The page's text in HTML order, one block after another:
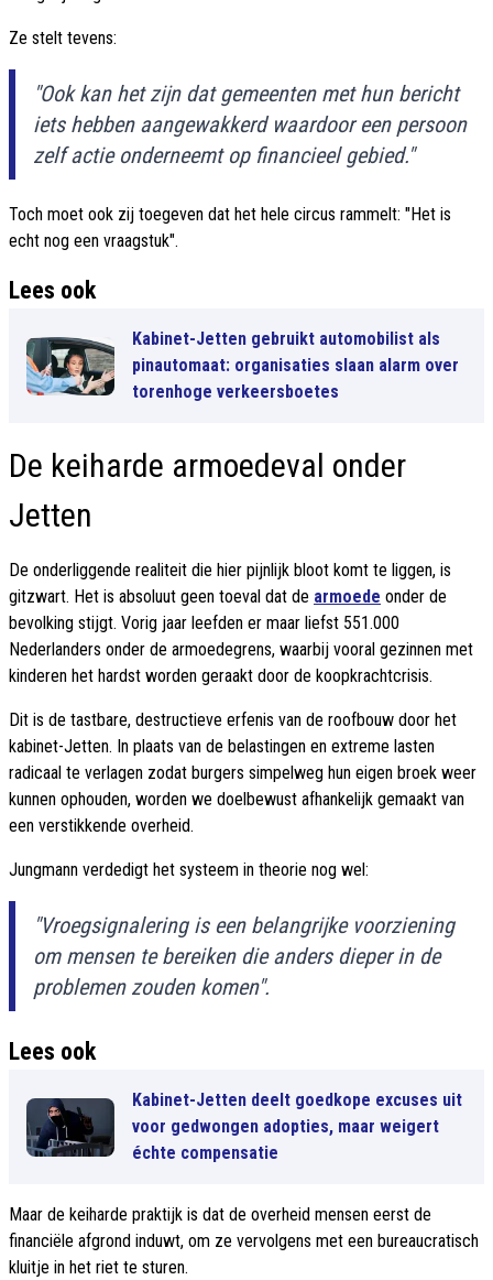
Ze stelt tevens:
"Ook kan het zijn dat gemeenten met hun bericht
iets hebben aangewakkerd waardoor een persoon
zelf actie onderneemt op financieel gebied."
Toch moet ook zij toegeven dat het hele circus rammelt: "Het is
echt nog een vraagstuk".
Lees ook
Kabinet-Jetten gebruikt automobilist als
pinautomaat: organisaties slaan alarm over
torenhoge verkeersboetes
De keiharde armoedeval onder
Jetten
De onderliggende realiteit die hier pijnlijk bloot komt te liggen, is
gitzwart. Het is absoluut geen toeval dat de armoede onder de
bevolking stijgt. Vorig jaar leefden er maar liefst 551.000
Nederlanders onder de armoedegrens, waarbij vooral gezinnen met
kinderen het hardst worden geraakt door de koopkrachtcrisis.
Dit is de tastbare, destructieve erfenis van de roofbouw door het
kabinet-Jetten. In plaats van de belastingen en extreme lasten
radicaal te verlagen zodat burgers simpelweg hun eigen broek weer
kunnen ophouden, worden we doelbewust afhankelijk gemaakt van
een verstikkende overheid.
Jungmann verdedigt het systeem in theorie nog wel:
"Vroegsignalering is een belangrijke voorziening
om mensen te bereiken die anders dieper in de
problemen zouden komen".
Lees ook
Kabinet-Jetten deelt goedkope excuses uit
voor gedwongen adopties, maar weigert
échte compensatie
Maar de keiharde praktijk is dat de overheid mensen eerst de
financiële afgrond induwt, om ze vervolgens met een bureaucratisch
kluitje in het riet te sturen.